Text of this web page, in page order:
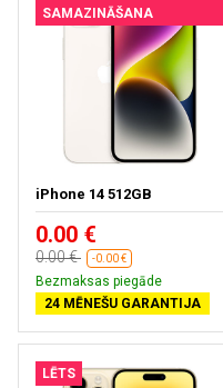
SAMAZINĀŠANA
iPhone 14 512GB
0.00 €
0.00 € -0.00 €
Bezmaksas piegāde
24 MĒNEŠU GARANTIJA
LĒTS